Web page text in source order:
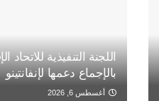
اللجنة التنفيذية
بالإجماع دعمها لإنفانتينو
أغسطس 6, 2026